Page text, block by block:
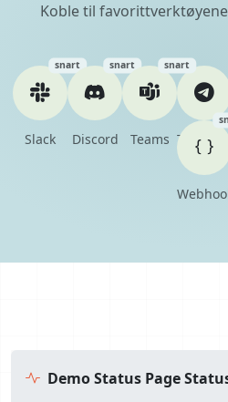
Koble til
Slack
snart
Discord
snart
Teams
snart
Demo Status Page